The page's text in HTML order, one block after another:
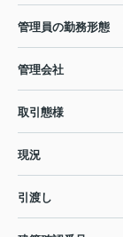
管理員の勤務形態
管理会社
取引態様
現況
引渡し